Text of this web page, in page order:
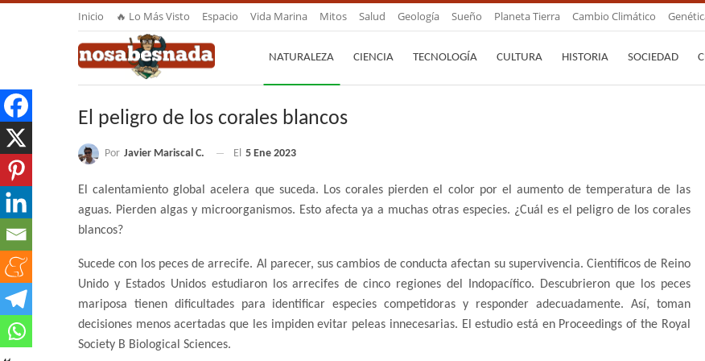
Inicio 🔥 Lo Más Visto Espacio Vida Marina Mitos Salud Geología Sueño Planeta Tierra Cambio Climático
NATURALEZA CIENCIA TECNOLOGÍA CULTURA HISTORIA SOCIEDAD
El peligro de los corales blancos
Por Javier Mariscal C. El 5 Ene 2023
El calentamiento global acelera que suceda. Los corales pierden el color por el aumento de temperatura de las
aguas. Pierden algas y microorganismos. Esto afecta ya a muchas otras especies. ¿Cuál es el peligro de los corales
blancos?
Sucede con los peces de arrecife. Al parecer, sus cambios de conducta afectan su supervivencia. Científicos de Reino
Unido y Estados Unidos estudiaron los arrecifes de cinco regiones del Indopacífico. Descubrieron que los peces
mariposa tienen dificultades para identificar especies competidoras y responder adecuadamente. Así, toman
decisiones menos acertadas que les impiden evitar peleas innecesarias. El estudio está en Proceedings of the Royal
Society B Biological Sciences.